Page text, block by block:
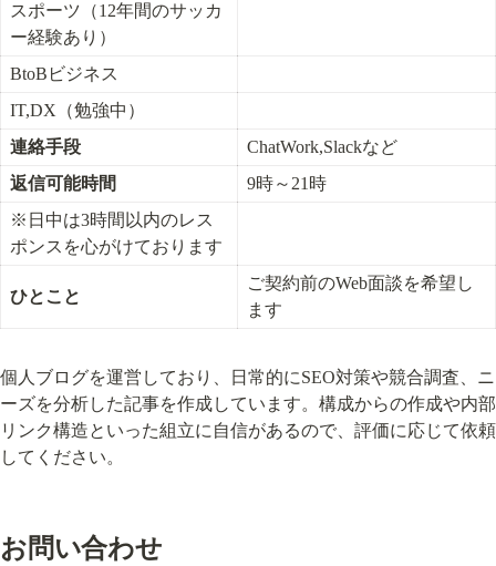
スポーツ（12年間のサッカ
ー経験あり）
BtoBビジネス
IT,DX（勉強中）
連絡手段
ChatWork,Slackなど
返信可能時間
9時～21時
※日中は3時間以内のレス
ポンスを心がけております
ひとこと
ご契約前のWeb面談を希望し
ます
個人ブログを運営しており、日常的にSEO対策や競合調査、ニ
ーズを分析した記事を作成しています。構成からの作成や内部
リンク構造といった組立に自信があるので、評価に応じて依頼
してください。
お問い合わせ